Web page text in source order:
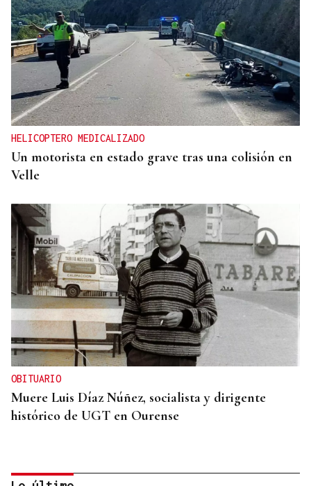
HELICOPTERO MEDICALIZADO
Un motorista en estado grave tras una colisión en
Velle
OBITUARIO
Muere Luis Díaz Núñez, socialista y dirigente
histórico de UGT en Ourense